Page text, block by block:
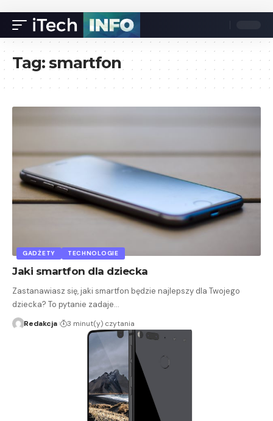
Tag:smartfon
GADŻETY TECHNOLOGIE
Jaki smartfon dla dziecka
Zastanawiasz się, jaki smartfon będzie najlepszy dla Twojego
dziecka? To pytanie zadaje…
Redakcja 3 minut(y) czytania